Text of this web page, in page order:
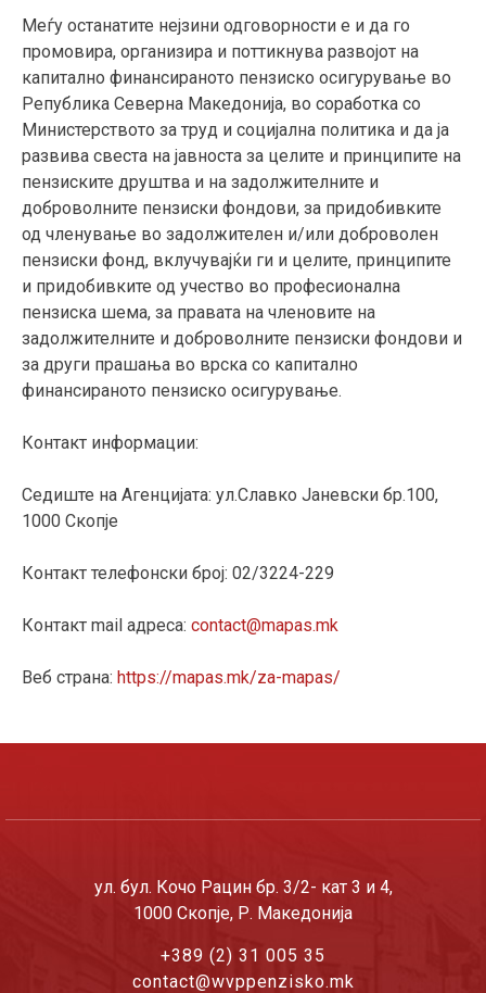
Меѓу останатите нејзини одговорности е и да го
промовира, организира и поттикнува развојот на
капитално финансираното пензиско осигурување во
Република Северна Македонија, во соработка со
Министерството за труд и социјална политика и да ја
развива свеста на јавноста за целите и принципите на
пензиските друштва и на задолжителните и
доброволните пензиски фондови, за придобивките
од членување во задолжителен и/или доброволен
пензиски фонд, вклучувајќи ги и целите, принципите
и придобивките од учество во професионална
пензиска шема, за правата на членовите на
задолжителните и доброволните пензиски фондови и
за други прашања во врска со капитално
финансираното пензиско осигурување.
Контакт информации:
Седиште на Агенцијата: ул.Славко Јаневски бр.100,
1000 Скопје
Контакт телефонски број: 02/3224-229
Контакт mail адреса: contact@mapas.mk
Веб страна: https://mapas.mk/za-mapas/
ул. бул. Кочо Рацин бр. 3/2- кат 3 и 4,
1000 Скопје, Р. Македонија
+389 (2) 31 005 35
contact@wvppenzisko.mk